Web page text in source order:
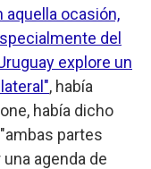
aquella ocasión,
del
explore un
, había
había dicho
partes
agenda de